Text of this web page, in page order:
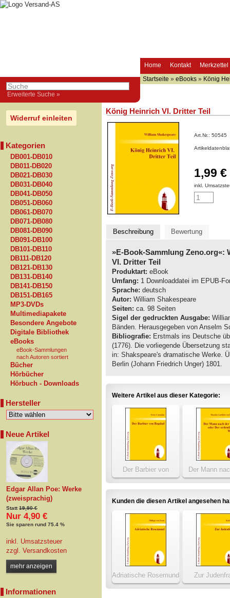
Home Kontakt Merkzettel
Erweiterte Suche »
Startseite » eBooks » König
Widerruf einleiten
Kategorien
DB001-DB010
DB011-DB020
DB021-DB030
DB031-DB040
DB041-DB050
DB051-DB060
DB061-DB070
DB071-DB080
DB081-DB090
DB091-DB100
DB101-DB110
DB111-DB120
DB121-DB130
DB131-DB140
DB141-DB150
DB151-DB165
MP3-DVDs
Multimediapakete
Besondere Angebote
Digitale Bibliothek
eBooks
eBook-Sammlungen
nach Autoren sortiert
Bücher
Hörbücher
Hörbuch - Downloads
Hersteller
Neue Artikel
Edgar Allan Poe: Werke
(zweisprachig)
Statt19,90 €
Nur 4,90 €
Sie sparen rund 75.4 %
inkl. Umsatzsteuer
zzgl. Versandkosten
mehr anzeigen
Informationen
König Heinrich VI. Dritter Teil
Art.Nr.: 50545
1,99 €
inkl.
Beschreibung Bewertung
»E-Book-Sammlung Zeno.org«:
VI. Dritter Teil
Produktart: eBook
Umfang: 1 Downloaddatei im EPUB-
Sprache: deutsch
Autor: William Shakespeare
Seiten: ca. 98 Seiten
Sigel der gedruckten Ausgabe:
Bänden. Herausgegeben von Anselm
Bibliografie: Erstmals ins Deutsche
(1776). Die vorliegende Übersetzung
in: Shakspeare's dramatische Werke.
Berlin (Johann Friedrich Unger) 1801.
Weitere Artikel aus dieser Kategorie:
Der Barbier von
Bagdad
Der Mann
Uhr, oder
ordentliche
Kunden die diesen Artikel angesehen
Adriatische Rosemund Zur